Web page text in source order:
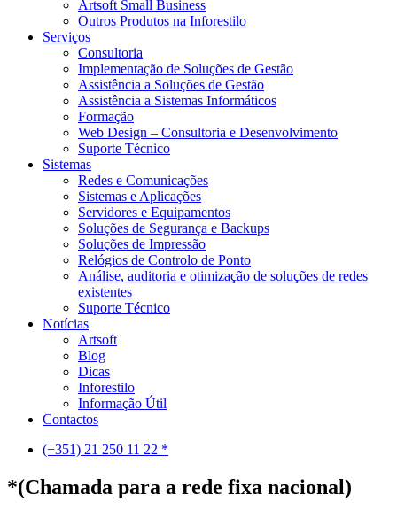
Artsoft Small Business
Outros Produtos na Inforestilo
Serviços
Consultoria
Implementação de Soluções de Gestão
Assistência a Soluções de Gestão
Assistência a Sistemas Informáticos
Formação
Web Design – Consultoria e Desenvolvimento
Suporte Técnico
Sistemas
Redes e Comunicações
Sistemas e Aplicações
Servidores e Equipamentos
Soluções de Segurança e Backups
Soluções de Impressão
Relógios de Controlo de Ponto
Análise, auditoria e otimização de soluções de redes
existentes
Suporte Técnico
Notícias
Artsoft
Blog
Dicas
Inforestilo
Informação Útil
Contactos
(+351) 21 250 11 22 *
*(Chamada para a rede fixa nacional)